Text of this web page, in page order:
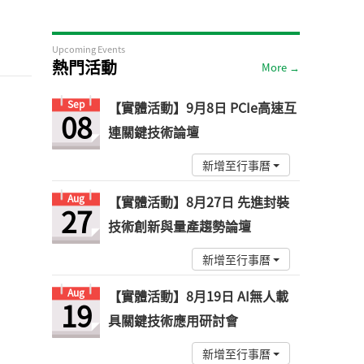
Upcoming Events
熱門活動 More →
Sep
08
【實體活動】9月8日 PCIe高速互
連關鍵技術論壇
新增至行事曆
Aug
27
【實體活動】8月27日 先進封裝
技術創新與量產趨勢論壇
新增至行事曆
Aug
19
【實體活動】8月19日 AI無人載
具關鍵技術應用研討會
新增至行事曆